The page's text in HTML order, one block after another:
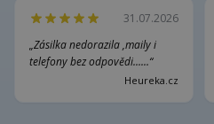
31.07.2026
„Zásilka nedorazila ,maily i
telefony bez odpovědi......“
Heureka.cz